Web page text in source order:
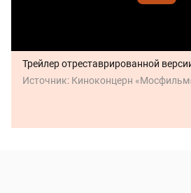
Трейлер отреставрированной
Источник: Киноконцерн